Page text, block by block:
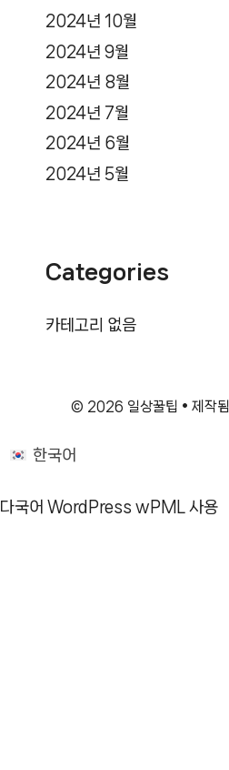
2024년 10월
2024년 9월
2024년 8월
2024년 7월
2024년 6월
2024년 5월
Categories
카테고리 없음
© 2026 일상꿀팁 • 제작됨
한국어
다국어 WordPress wPML 사용